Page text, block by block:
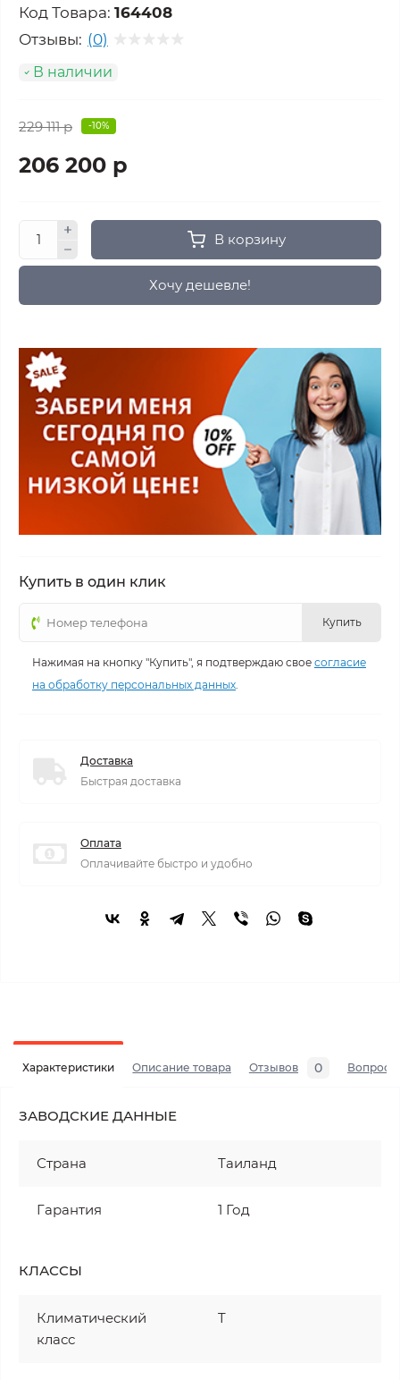
Код Товара: 164408
Отзывы: (0)
В наличии
229 111 р -10%
206 200 р
В корзину
Хочу дешевле!
Купить в один клик
Купить
Нажимая на кнопку "Купить", я подтверждаю свое согласие
на обработку персональных данных
Доставка
Быстрая доставка
Оплата
Оплачивайте быстро и удобно
Характеристики Описание товара Отзывов 0 Вопросы
ЗАВОДСКИЕ ДАННЫЕ
Страна Таиланд
Гарантия 1 Год
КЛАССЫ
Климатический
класс
T